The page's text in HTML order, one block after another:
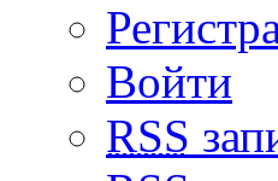
Войти
RSS